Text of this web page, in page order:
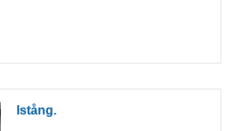
Istång.